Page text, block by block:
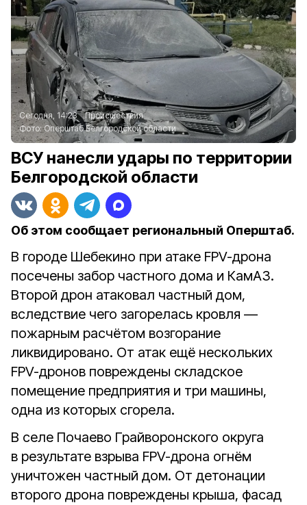
Сегодня, 14:23
Происшествия
Фото:Оперштаб Белгородской области
ВСУ нанесли удары по территории
Белгородской области
Об этом сообщает региональный Оперштаб.
В городе Шебекино при атаке FPV-дрона
посечены забор частного дома и КамАЗ.
Второй дрон атаковал частный дом,
вследствие чего загорелась кровля —
пожарным расчётом возгорание
ликвидировано. От атак ещё нескольких
FPV-дронов повреждены складское
помещение предприятия и три машины,
одна из которых сгорела.
В селе Почаево Грайворонского округа
в результате взрыва FPV-дрона огнём
уничтожен частный дом. От детонации
второго дрона повреждены крыша, фасад